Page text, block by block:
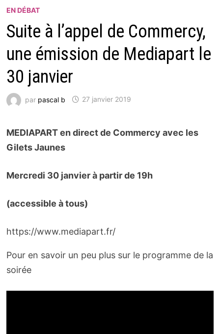
EN DÉBAT
Suite à l’appel de Commercy,
une émission de Mediapart le
30 janvier
par pascal b 27 janvier 2019
MEDIAPART en direct de Commercy avec les
Gilets Jaunes
Mercredi 30 janvier à partir de 19h
(accessible à tous)
https://www.mediapart.fr/
Pour en savoir un peu plus sur le programme de la
soirée